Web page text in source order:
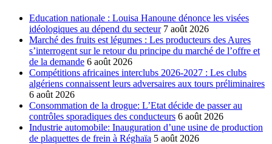
Education nationale : Louisa Hanoune dénonce les visées
idéologiques au dépend du secteur 7 août 2026
Marché des fruits est légumes : Les producteurs des Aures
s’interrogent sur le retour du principe du marché de l’offre et
de la demande 6 août 2026
Compétitions africaines interclubs 2026-2027 : Les clubs
algériens connaissent leurs adversaires aux tours préliminaires
6 août 2026
Consommation de la drogue: L’Etat décide de passer au
contrôles sporadiques des conducteurs 6 août 2026
Industrie automobile: Inauguration d’une usine de production
de plaquettes de frein à Réghaïa 5 août 2026